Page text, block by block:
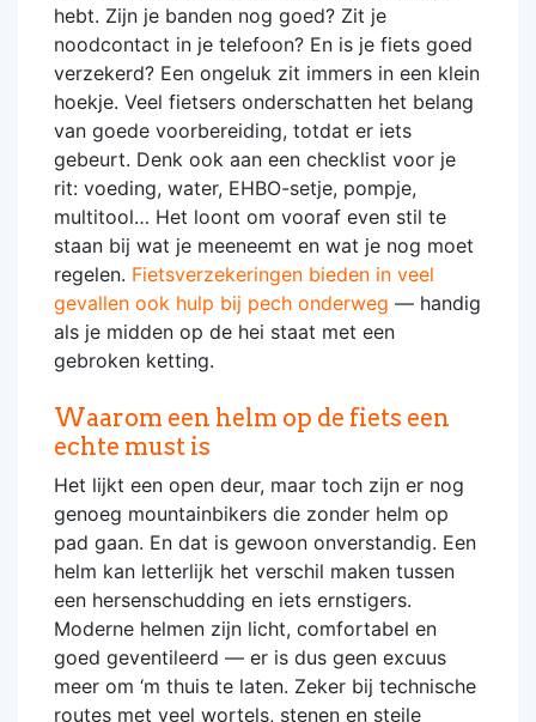
hebt. Zijn je banden nog goed? Zit je
noodcontact in je telefoon? En is je fiets goed
verzekerd? Een ongeluk zit immers in een klein
hoekje. Veel fietsers onderschatten het belang
van goede voorbereiding, totdat er iets
gebeurt. Denk ook aan een checklist voor je
rit: voeding, water, EHBO-setje, pompje,
multitool… Het loont om vooraf even stil te
staan bij wat je meeneemt en wat je nog moet
regelen. Fietsverzekeringen bieden in veel
gevallen ook hulp bij pech onderweg — handig
als je midden op de hei staat met een
gebroken ketting.
Waarom een helm op de fiets een
echte must is
Het lijkt een open deur, maar toch zijn er nog
genoeg mountainbikers die zonder helm op
pad gaan. En dat is gewoon onverstandig. Een
helm kan letterlijk het verschil maken tussen
een hersenschudding en iets ernstigers.
Moderne helmen zijn licht, comfortabel en
goed geventileerd — er is dus geen excuus
meer om ‘m thuis te laten. Zeker bij technische
routes met veel wortels, stenen en steile